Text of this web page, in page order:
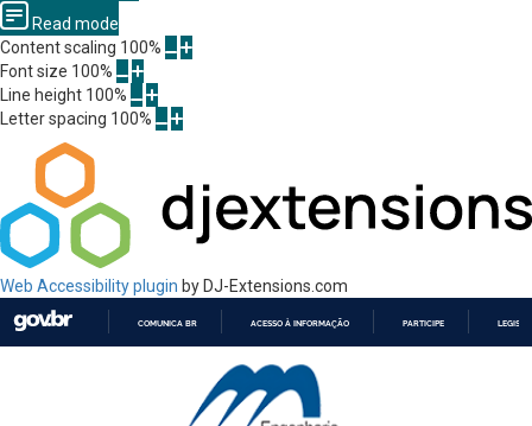
Read mode
Content scaling 100%
Font size 100%
Line height 100%
Letter spacing 100%
Web Accessibility plugin by DJ-Extensions.com
PARA
CONTEÚDO
COMUNICA BR ACESSO À INFORMAÇÃO PARTICIPE